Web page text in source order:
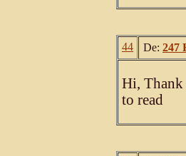
44 De: 247
Hi, Thank
to read